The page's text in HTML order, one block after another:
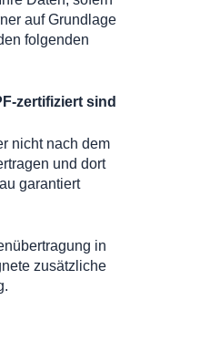
auf Grundlage
folgenden
zertifiziert sind
nicht nach dem
und dort
garantiert
in
zusätzliche